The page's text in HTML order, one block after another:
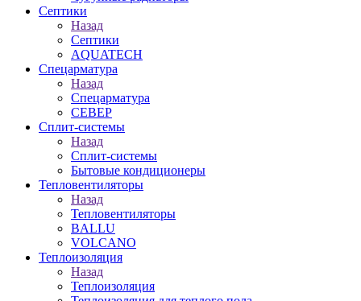
Септики
Назад
Септики
AQUATECH
Спецарматура
Назад
Спецарматура
СЕВЕР
Сплит-системы
Назад
Сплит-системы
Бытовые кондиционеры
Тепловентиляторы
Назад
Тепловентиляторы
BALLU
VOLCANO
Теплоизоляция
Назад
Теплоизоляция